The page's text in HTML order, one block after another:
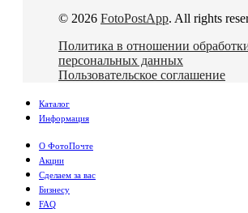
© 2026 FotoPostApp. All rights
Политика в отношении
персональных данных
Пользовательское соглашение
Каталог
Информация
О ФотоПочте
Акции
Сделаем за вас
Бизнесу
FAQ